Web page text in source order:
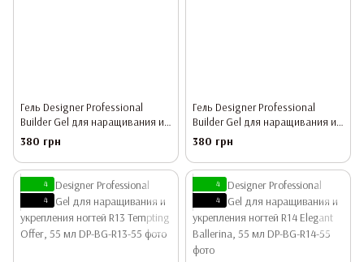
Гель Designer Professional
Builder Gel для наращивания и
укрепления ногтей R11 Oft
Touch, 55 мл
380 грн
Гель Designer Professional
Builder Gel для наращивания и
укрепления ногтей R12 Barbie
Dance, 55 мл
380 грн
4
4
4
4